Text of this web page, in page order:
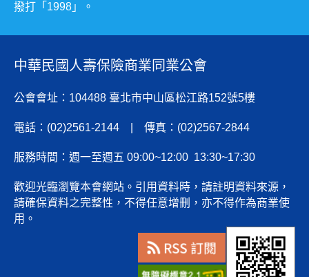
撥打「1998」。
中華民國人壽保險商業同業公會
公會會址：104488 臺北市中山區松江路152號5樓
電話：(02)2561-2144 | 傳真：(02)2567-2844
服務時間：週一至週五 09:00~12:00 13:30~17:30
歡迎光臨瀏覽本會網站。引用資料時，請註明資料來源，
請確保資料之完整性，不得任意增刪，亦不得作為商業使
用。